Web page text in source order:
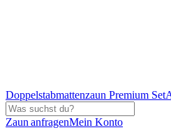
Doppelstabmattenzaun Premium Set
Zaun anfragenMein Konto